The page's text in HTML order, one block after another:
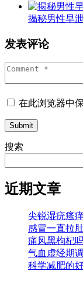
揭秘男性早
发表评论
在此浏览器中
Submit
搜索
近期文章
尖锐湿疣瘙
感冒一直拉
痛风黑枸杞
气血虚经期
科学减肥的